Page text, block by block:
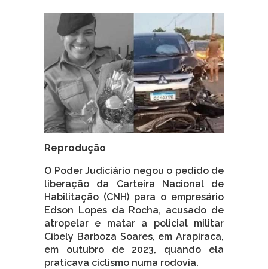
Reprodução
O Poder Judiciário negou o pedido de
liberação da Carteira Nacional de
Habilitação (CNH) para o empresário
Edson Lopes da Rocha, acusado de
atropelar e matar a policial militar
Cibely Barboza Soares, em Arapiraca,
em outubro de 2023, quando ela
praticava ciclismo numa rodovia.